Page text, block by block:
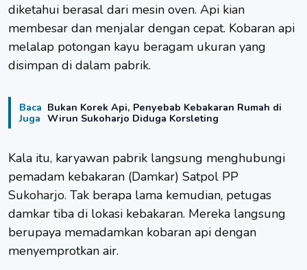
diketahui berasal dari mesin oven. Api kian
membesar dan menjalar dengan cepat. Kobaran api
melalap potongan kayu beragam ukuran yang
disimpan di dalam pabrik.
Baca
Juga
Bukan Korek Api, Penyebab Kebakaran Rumah di
Wirun Sukoharjo Diduga Korsleting
Kala itu, karyawan pabrik langsung menghubungi
pemadam kebakaran (Damkar) Satpol PP
Sukoharjo. Tak berapa lama kemudian, petugas
damkar tiba di lokasi kebakaran. Mereka langsung
berupaya memadamkan kobaran api dengan
menyemprotkan air.